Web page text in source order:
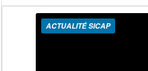
ACTUALITÉ SICAP